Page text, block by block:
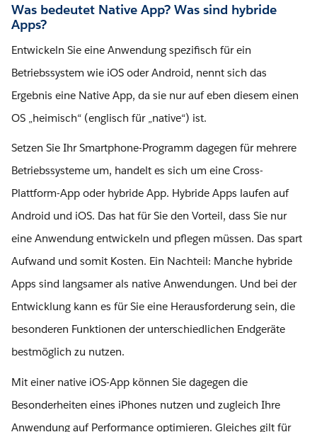
Was bedeutet Native App? Was sind hybride
Apps?
Entwickeln Sie eine Anwendung spezifisch für ein
Betriebssystem wie iOS oder Android, nennt sich das
Ergebnis eine Native App, da sie nur auf eben diesem einen
OS „heimisch“ (englisch für „native“) ist.
Setzen Sie Ihr Smartphone-Programm dagegen für mehrere
Betriebssysteme um, handelt es sich um eine Cross-
Plattform-App oder hybride App. Hybride Apps laufen auf
Android und iOS. Das hat für Sie den Vorteil, dass Sie nur
eine Anwendung entwickeln und pflegen müssen. Das spart
Aufwand und somit Kosten. Ein Nachteil: Manche hybride
Apps sind langsamer als native Anwendungen. Und bei der
Entwicklung kann es für Sie eine Herausforderung sein, die
besonderen Funktionen der unterschiedlichen Endgeräte
bestmöglich zu nutzen.
Mit einer native iOS-App können Sie dagegen die
Besonderheiten eines iPhones nutzen und zugleich Ihre
Anwendung auf Performance optimieren. Gleiches gilt für